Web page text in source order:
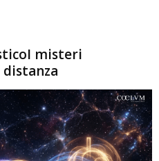
misteri